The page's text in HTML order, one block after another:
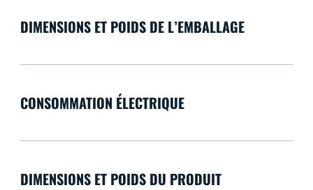
DIMENSIONS ET POIDS DE L’EMBALLAGE
CONSOMMATION ÉLECTRIQUE
DIMENSIONS ET POIDS DU PRODUIT